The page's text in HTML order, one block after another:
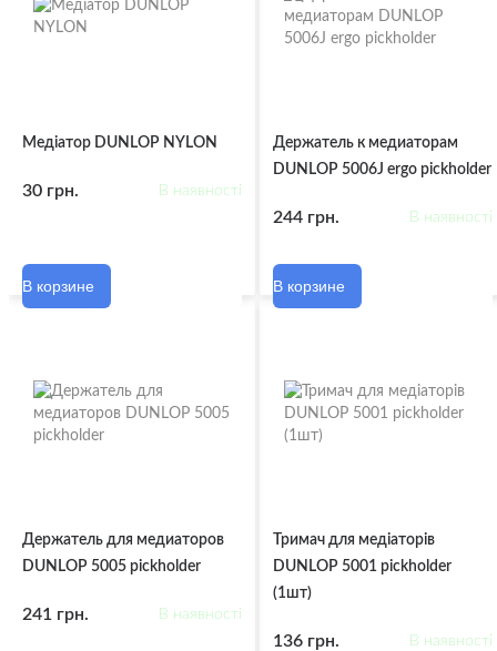
Медіатор DUNLOP NYLON
30 грн. В наявності
В корзине
Держатель к медиаторам
DUNLOP 5006J ergo pickholder
244 грн. В наявності
В корзине
Держатель для медиаторов
DUNLOP 5005 pickholder
241 грн. В наявності
Тримач для медіаторів
DUNLOP 5001 pickholder
(1шт)
136 грн. В наявності